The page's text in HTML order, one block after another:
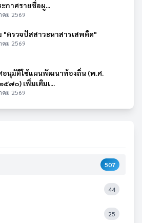
ะกาศรายชื่อผู...
คม 2569
"ตรวจปัสสาวะหาสารเสพติด"
คม 2569
อนุมัติใช้แผนพัฒนาท้องถิ่น (พ.ศ.
๗๐) เพิ่มเติมเ...
คม 2569
507
44
25